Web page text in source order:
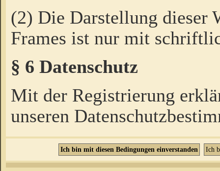
(2) Die Darstellung dieser
Frames ist nur mit
§ 6 Datenschutz
Mit der Registrierung
unseren